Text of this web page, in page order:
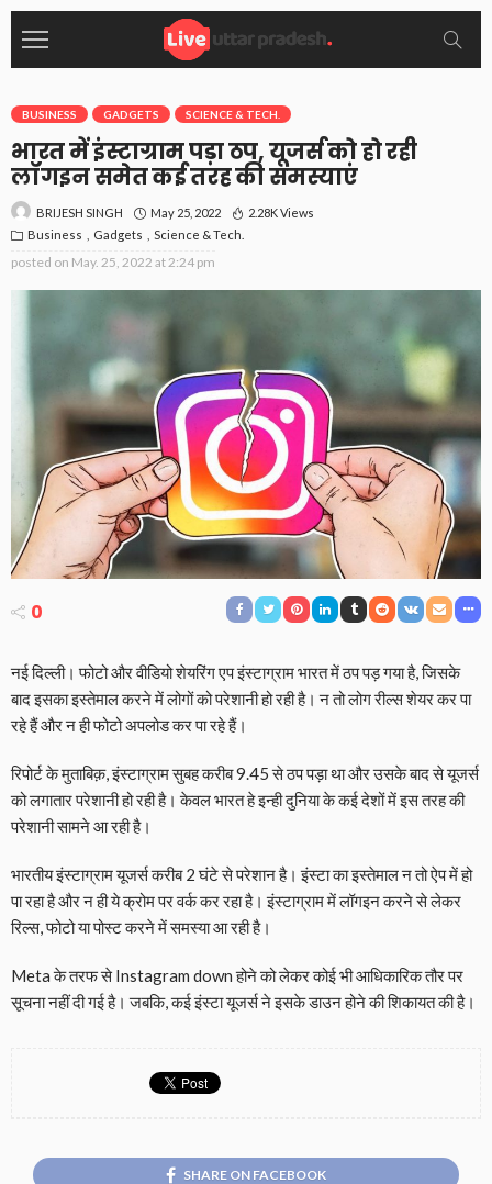
BUSINESS GADGETS SCIENCE & TECH.
भारत में इंस्टाग्राम पड़ा ठप, यूजर्स को हो रही
लॉगइन समेत कई तरह की समस्याएं
BRIJESH SINGH May 25, 2022
2.28K Views
Business
Gadgets Science & Tech.
posted on May. 25, 2022 at 2:24 pm
0
नई दिल्ली। फोटो और वीडियो शेयरिंग एप इंस्टाग्राम भारत में ठप पड़ गया है, जिसके
बाद इसका इस्तेमाल करने में लोगों को परेशानी हो रही है। न तो लोग रील्स शेयर कर पा
रहे हैं और न ही फोटो अपलोड कर पा रहे हैं।
रिपोर्ट के मुताबिक़, इंस्टाग्राम सुबह करीब 9.45 से ठप पड़ा था और उसके बाद से यूजर्स
को लगातार परेशानी हो रही है। केवल भारत हे इन्ही दुनिया के कई देशों में इस तरह की
परेशानी सामने आ रही है।
भारतीय इंस्टाग्राम यूजर्स करीब 2 घंटे से परेशान है। इंस्टा का इस्तेमाल न तो ऐप में हो
पा रहा है और न ही ये क्रोम पर वर्क कर रहा है। इंस्टाग्राम में लॉगइन करने से लेकर
रिल्स, फोटो या पोस्ट करने में समस्या आ रही है।
Meta के तरफ से Instagram down होने को लेकर कोई भी आधिकारिक तौर पर
सूचना नहीं दी गई है। जबकि, कई इंस्टा यूजर्स ने इसके डाउन होने की शिकायत की है।
SHARE ON FACEBOOK